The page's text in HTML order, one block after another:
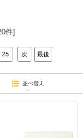
件]
25 次 最後
並べ替え